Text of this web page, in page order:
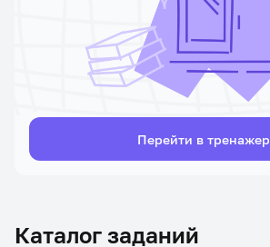
Перейти в тренажер
Каталог заданий